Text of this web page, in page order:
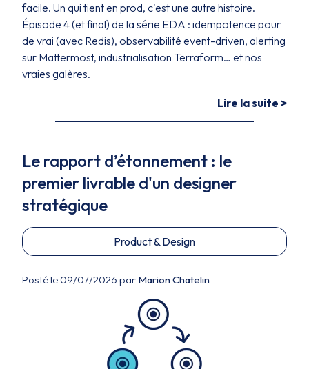
facile. Un qui tient en prod, c'est une autre histoire.
Épisode 4 (et final) de la série EDA : idempotence pour
de vrai (avec Redis), observabilité event-driven, alerting
sur Mattermost, industrialisation Terraform… et nos
vraies galères.
Lire la suite >
Le rapport d’étonnement : le
premier livrable d'un designer
stratégique
Product & Design
Posté le 09/07/2026 par Marion Chatelin